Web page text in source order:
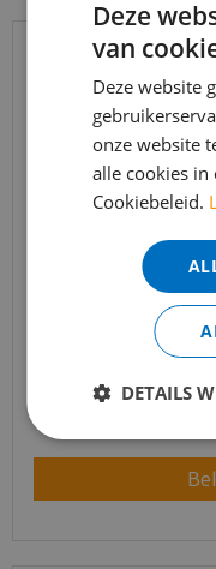
Co-pro Black-Line
95
In verband
t/m 14
bereikbaar.
Bestelling
echter iets
gewend
Voor vragen
Deze
van
Deze website
onze website
alle cookies
Cookiebeleid.
DETAILS